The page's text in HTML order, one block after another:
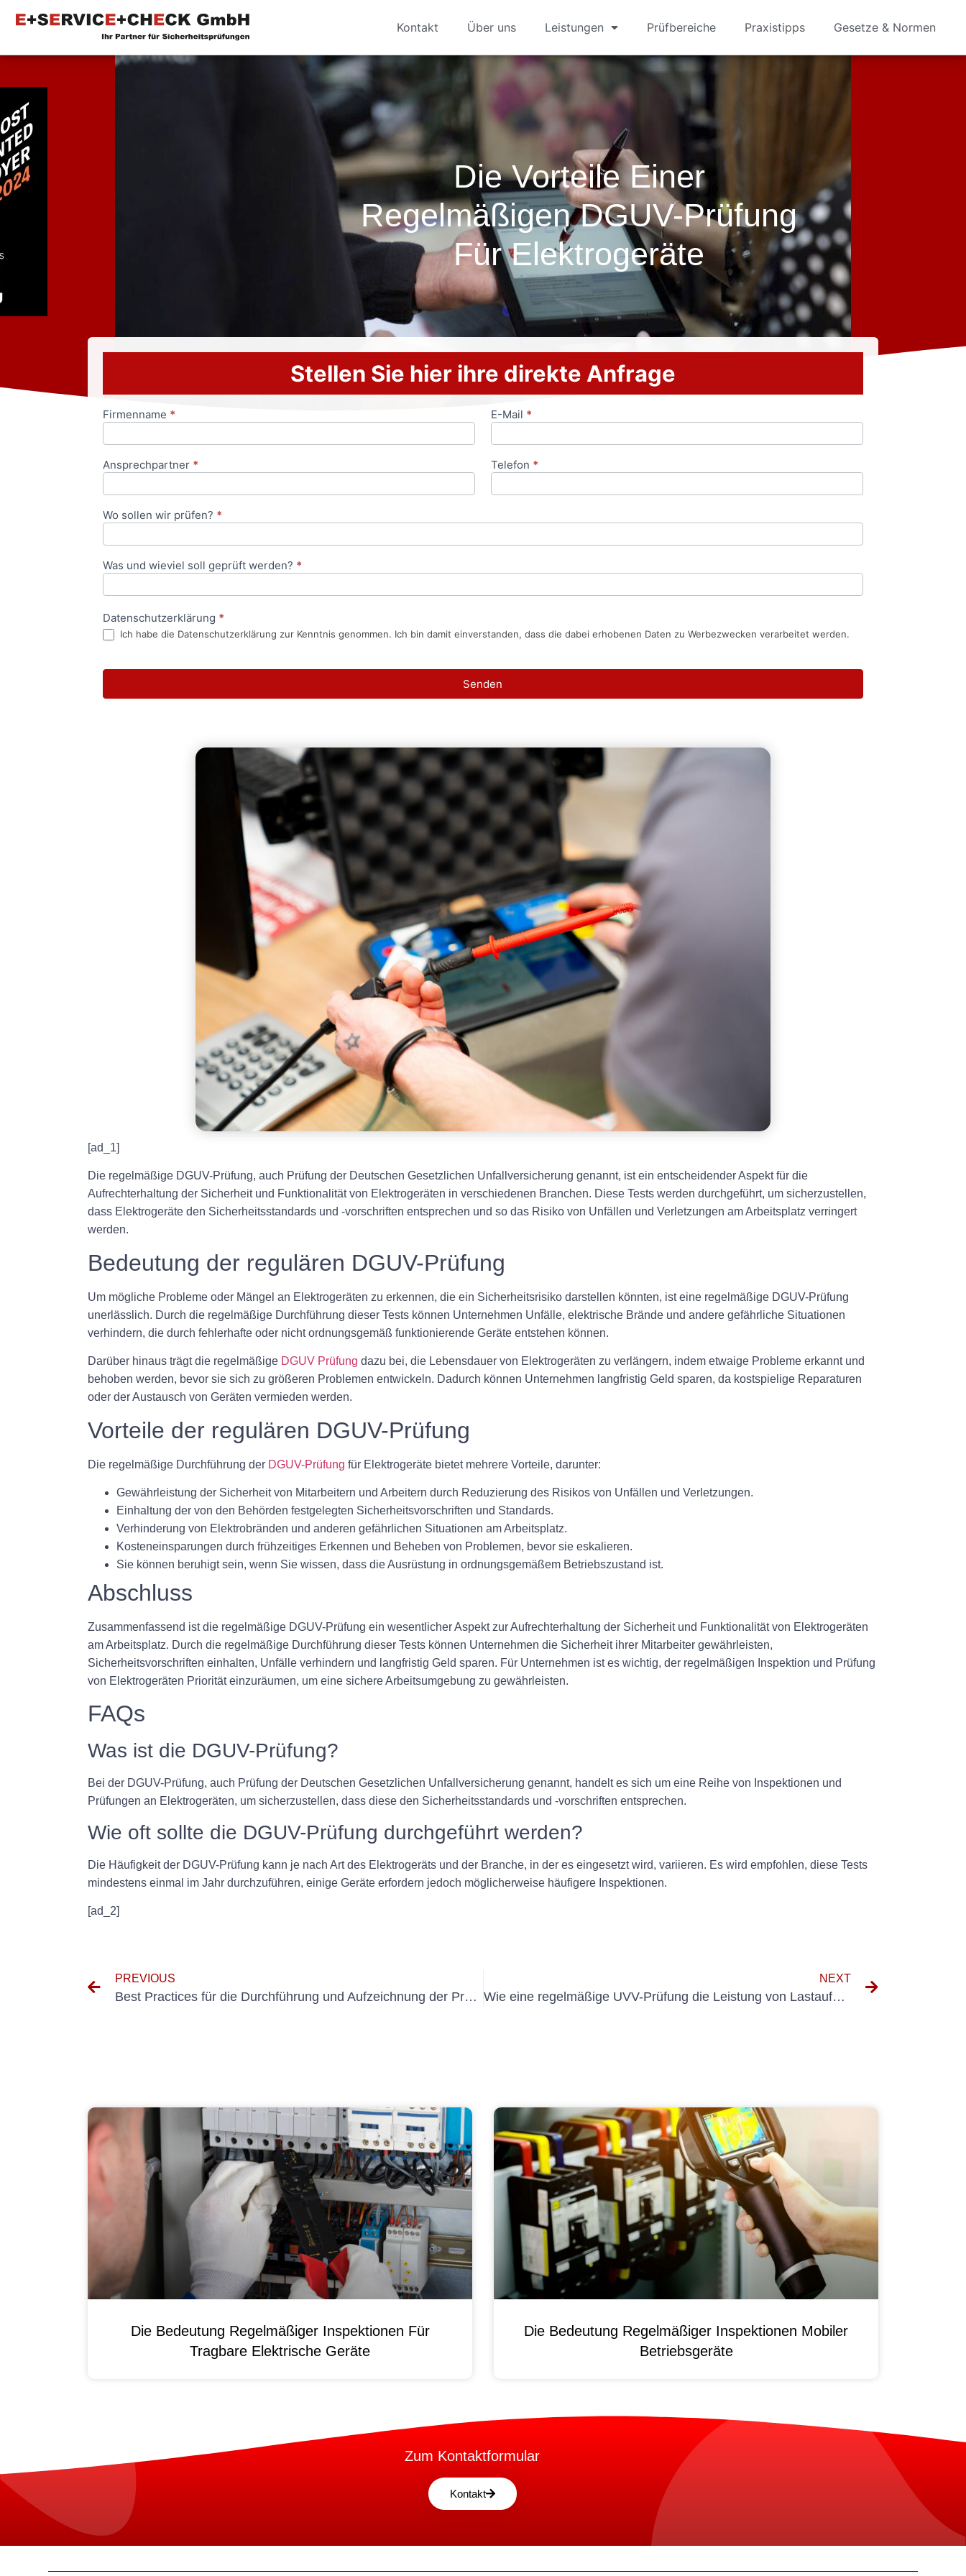
Kontakt Über uns Leistungen Prüfbereiche Praxistipps Gesetze & Normen
Die Vorteile Einer
Regelmäßigen DGUV-Prüfung
Für Elektrogeräte
Stellen Sie hier ihre direkte Anfrage
Anfrageformular
Firmenname * E-Mail *
Ansprechpartner * Telefon *
Wo sollen wir prüfen? *
Was und wieviel soll geprüft werden? *
Datenschutzerklärung *
Ich habe die Datenschutzerklärung zur Kenntnis genommen. Ich bin damit einverstanden, dass die dabei erhobenen Daten zu Werbezwecken verarbeitet werden.
Senden
[ad_1]
Die regelmäßige DGUV-Prüfung, auch Prüfung der Deutschen Gesetzlichen Unfallversicherung genannt, ist ein entscheidender Aspekt für die
Aufrechterhaltung der Sicherheit und Funktionalität von Elektrogeräten in verschiedenen Branchen. Diese Tests werden durchgeführt, um sicherzustellen,
dass Elektrogeräte den Sicherheitsstandards und -vorschriften entsprechen und so das Risiko von Unfällen und Verletzungen am Arbeitsplatz verringert
werden.
Bedeutung der regulären DGUV-Prüfung
Um mögliche Probleme oder Mängel an Elektrogeräten zu erkennen, die ein Sicherheitsrisiko darstellen könnten, ist eine regelmäßige DGUV-Prüfung
unerlässlich. Durch die regelmäßige Durchführung dieser Tests können Unternehmen Unfälle, elektrische Brände und andere gefährliche Situationen
verhindern, die durch fehlerhafte oder nicht ordnungsgemäß funktionierende Geräte entstehen können.
Darüber hinaus trägt die regelmäßige DGUV Prüfung dazu bei, die Lebensdauer von Elektrogeräten zu verlängern, indem etwaige Probleme erkannt und
behoben werden, bevor sie sich zu größeren Problemen entwickeln. Dadurch können Unternehmen langfristig Geld sparen, da kostspielige Reparaturen
oder der Austausch von Geräten vermieden werden.
Vorteile der regulären DGUV-Prüfung
Die regelmäßige Durchführung der DGUV-Prüfung für Elektrogeräte bietet mehrere Vorteile, darunter:
Gewährleistung der Sicherheit von Mitarbeitern und Arbeitern durch Reduzierung des Risikos von Unfällen und Verletzungen.
Einhaltung der von den Behörden festgelegten Sicherheitsvorschriften und Standards.
Verhinderung von Elektrobränden und anderen gefährlichen Situationen am Arbeitsplatz.
Kosteneinsparungen durch frühzeitiges Erkennen und Beheben von Problemen, bevor sie eskalieren.
Sie können beruhigt sein, wenn Sie wissen, dass die Ausrüstung in ordnungsgemäßem Betriebszustand ist.
Abschluss
Zusammenfassend ist die regelmäßige DGUV-Prüfung ein wesentlicher Aspekt zur Aufrechterhaltung der Sicherheit und Funktionalität von Elektrogeräten
am Arbeitsplatz. Durch die regelmäßige Durchführung dieser Tests können Unternehmen die Sicherheit ihrer Mitarbeiter gewährleisten,
Sicherheitsvorschriften einhalten, Unfälle verhindern und langfristig Geld sparen. Für Unternehmen ist es wichtig, der regelmäßigen Inspektion und Prüfung
von Elektrogeräten Priorität einzuräumen, um eine sichere Arbeitsumgebung zu gewährleisten.
FAQs
Was ist die DGUV-Prüfung?
Bei der DGUV-Prüfung, auch Prüfung der Deutschen Gesetzlichen Unfallversicherung genannt, handelt es sich um eine Reihe von Inspektionen und
Prüfungen an Elektrogeräten, um sicherzustellen, dass diese den Sicherheitsstandards und -vorschriften entsprechen.
Wie oft sollte die DGUV-Prüfung durchgeführt werden?
Die Häufigkeit der DGUV-Prüfung kann je nach Art des Elektrogeräts und der Branche, in der es eingesetzt wird, variieren. Es wird empfohlen, diese Tests
mindestens einmal im Jahr durchzuführen, einige Geräte erfordern jedoch möglicherweise häufigere Inspektionen.
[ad_2]
PREVIOUS
Best Practices für die Durchführung und Aufzeichnung der Prüfung Elektrischer Betriebsmittel Prüfprotokoll
NEXT
Wie eine regelmäßige UVV-Prüfung die Leistung von Lastaufnahmemitteln verbessern kann
Die Bedeutung Regelmäßiger Inspektionen Für
Tragbare Elektrische Geräte
Die Bedeutung Regelmäßiger Inspektionen Mobiler
Betriebsgeräte
Zum Kontaktformular
Kontakt